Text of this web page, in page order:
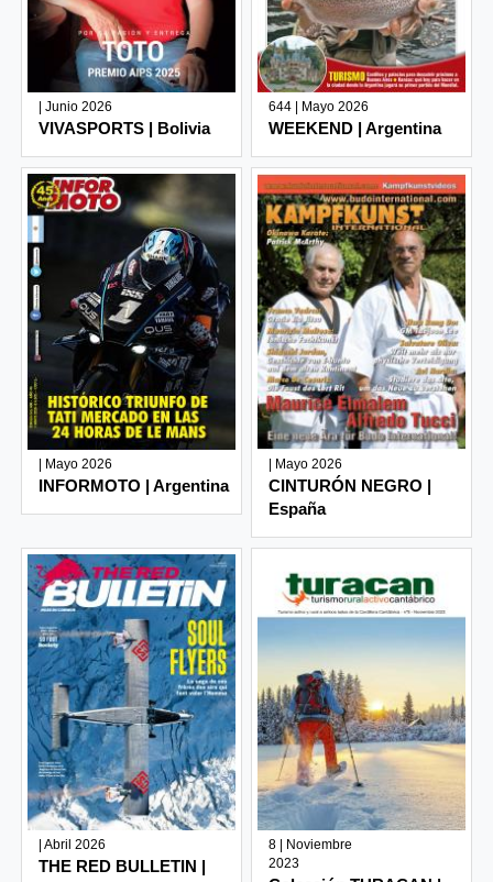
| Junio 2026
VIVASPORTS | Bolivia
644 | Mayo 2026
WEEKEND | Argentina
| Mayo 2026
INFORMOTO | Argentina
| Mayo 2026
CINTURÓN NEGRO |
España
| Abril 2026
THE RED BULLETIN |
8 | Noviembre
2023